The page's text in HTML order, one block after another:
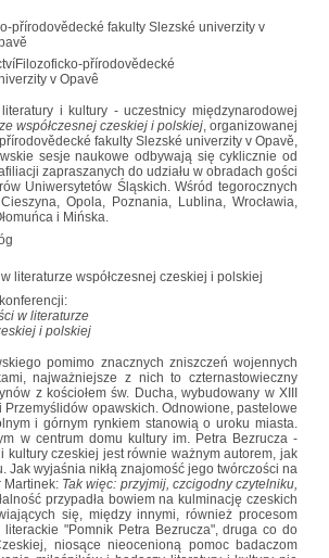
přírodovědecké
v Opavê
i kultury - uczestnicy międzynarodowej
współczesnej czeskiej i polskiej, organizowanej
fakulty Slezské univerzity v Opavě,
sesje naukowe odbywają się cyklicznie od
zapraszanych do udziału w obradach gości
Uniwersytetów Śląskich. Wśród tegorocznych
Opola, Poznania, Lublina, Wrocławia,
i Mińska.
w literaturze
i polskiej
pomimo znacznych zniszczeń wojennych
najważniejsze z nich to czternastowieczny
z kościołem św. Ducha, wybudowany w XIII
opawskich. Odnowione, pastelowe
i górnym rynkiem stanowią o uroku miasta.
w centrum domu kultury im. Petra Bezrucza -
czeskiej jest równie ważnym autorem, jak
wyjaśnia nikłą znajomość jego twórczości na
Martinek: Tak więc: przyjmij, czcigodny czytelniku,
przypadła bowiem na kulminację czeskich
się, między innymi, również procesom
"Pomnik Petra Bezrucza", druga co do
niosące nieocenioną pomoc badaczom